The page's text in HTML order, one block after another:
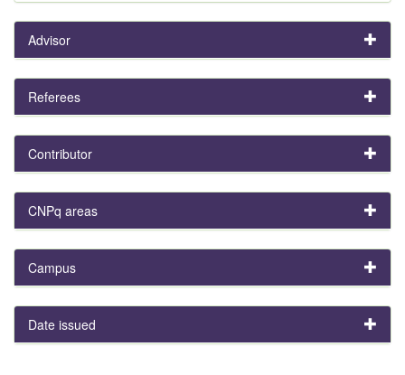
Advisor
Referees
Contributor
CNPq areas
Campus
Date issued